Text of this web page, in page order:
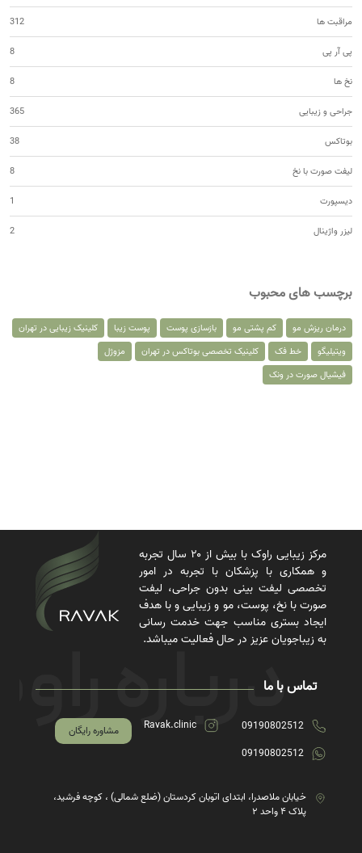
مراقبت ها 312
پی آر پی 8
نخ ها 8
جراحی و زیبایی 365
بوتاکس 38
لیفت صورت با نخ 8
دیسپورت 1
لیزر واژینال 2
برچسب های محبوب
درمان ریزش مو کم پشتی مو بازسازی پوست پوست زیبا
کلینیک زیبایی در تهران
ویتیلیگو
خط فک کلینیک تخصصی بوتاکس در تهران
مزوژل
فیشیال صورت در ونک
مرکز زیبایی راوک با بیش از ۲۰ سال تجربه
و همکاری با پزشکان با تجربه در امور
تخصصی لیفت بینی بدون جراحی، لیفت
صورت با نخ، پوست، مو و زیبایی و با هدف
ایجاد بستری مناسب جهت خدمت رسانی
به زیباجویان عزیز در حال فعالیت میباشد.
تماس با ما
09190802512
09190802512
Ravak.clinic مشاوره رایگان
خیابان ملاصدرا، ابتدای اتوبان کردستان (ضلع شمالی) ، کوچه فرشید،
پلاک ۴ واحد ۲